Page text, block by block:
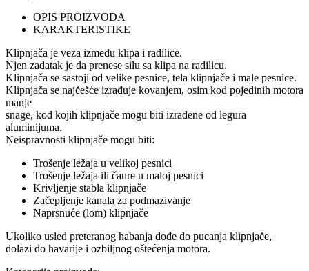
OPIS PROIZVODA
KARAKTERISTIKE
Klipnjača je veza između klipa i radilice.
Njen zadatak je da prenese silu sa klipa na radilicu.
Klipnjača se sastoji od velike pesnice, tela klipnjače i male pesnice.
Klipnjača se najčešće izrađuje kovanjem, osim kod pojedinih motora
manje
snage, kod kojih klipnjače mogu biti izrađene od legura
aluminijuma.
Neispravnosti klipnjače mogu biti:
Trošenje ležaja u velikoj pesnici
Trošenje ležaja ili čaure u maloj pesnici
Krivljenje stabla klipnjače
Začepljenje kanala za podmazivanje
Naprsnuće (lom) klipnjače
Ukoliko usled preteranog habanja dođe do pucanja klipnjače,
dolazi do havarije i ozbiljnog oštećenja motora.